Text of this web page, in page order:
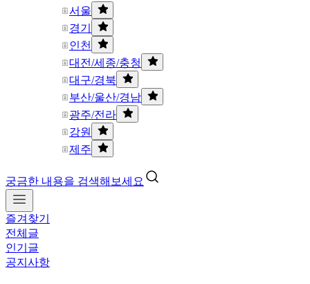
서울
경기
인천
대전/세종/충청
대구/경북
부산/울산/경남
광주/전라
강원
제주
궁금한 내용을 검색해보세요
즐겨찾기
전체글
인기글
공지사항